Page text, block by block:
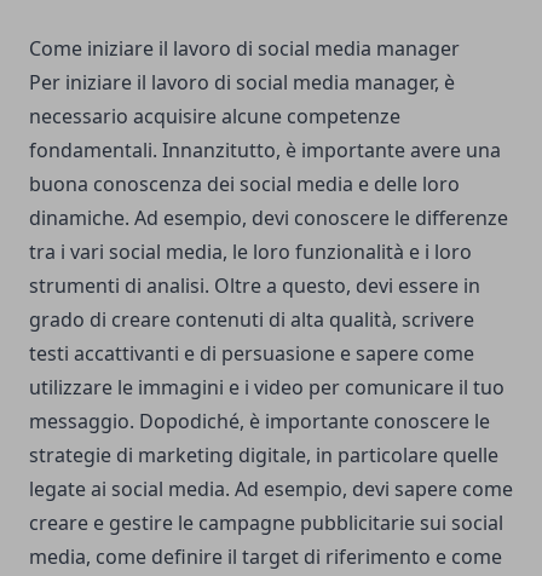
Come iniziare il lavoro di social media manager
Per iniziare il lavoro di social media manager, è
necessario acquisire alcune competenze
fondamentali. Innanzitutto, è importante avere una
buona conoscenza dei social media e delle loro
dinamiche. Ad esempio, devi conoscere le differenze
tra i vari social media, le loro funzionalità e i loro
strumenti di analisi. Oltre a questo, devi essere in
grado di creare contenuti di alta qualità, scrivere
testi accattivanti e di persuasione e sapere come
utilizzare le immagini e i video per comunicare il tuo
messaggio. Dopodiché, è importante conoscere le
strategie di marketing digitale, in particolare quelle
legate ai social media. Ad esempio, devi sapere come
creare e gestire le campagne pubblicitarie sui social
media, come definire il target di riferimento e come